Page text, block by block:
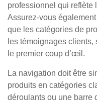
professionnel qui reflète
Assurez-vous
que les catégories de
les témoignages
le premier coup d’œil.
La navigation doit être
produits en catégories
déroulants ou une barre